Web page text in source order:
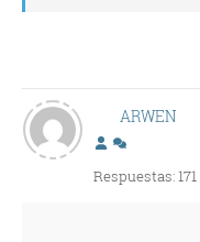
ARWEN
Respuestas: 171